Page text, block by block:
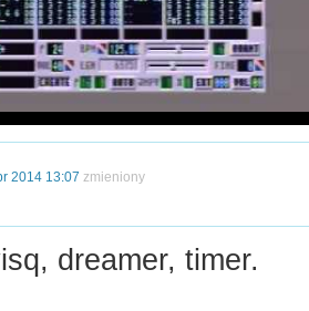
2014 13:07 zmieniony
dreamer, timer.